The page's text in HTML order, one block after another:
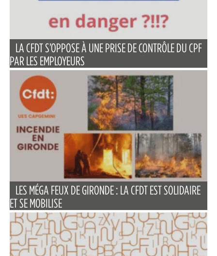
LA CFDT S’OPPOSE À UNE PRISE DE CONTRÔLE DU CPF
PAR LES EMPLOYEURS
LES MÉGA FEUX DE GIRONDE : LA CFDT EST SOLIDAIRE
ET SE MOBILISE